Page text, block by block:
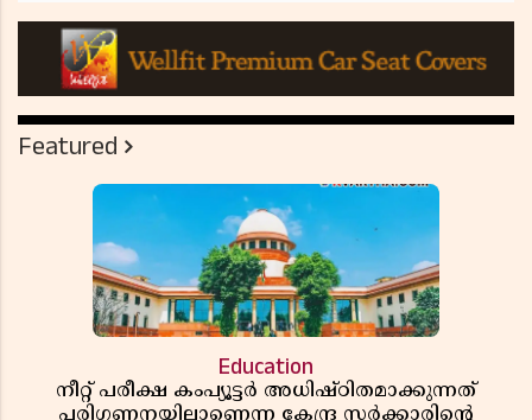
Featured
Education
നീറ്റ് പരീക്ഷ കംപ്യൂട്ടർ അധിഷ്ഠിതമാക്കുന്നത്
പരിഗണനയിലാണെന്ന കേന്ദ്ര സർക്കാരിൻ്റെ